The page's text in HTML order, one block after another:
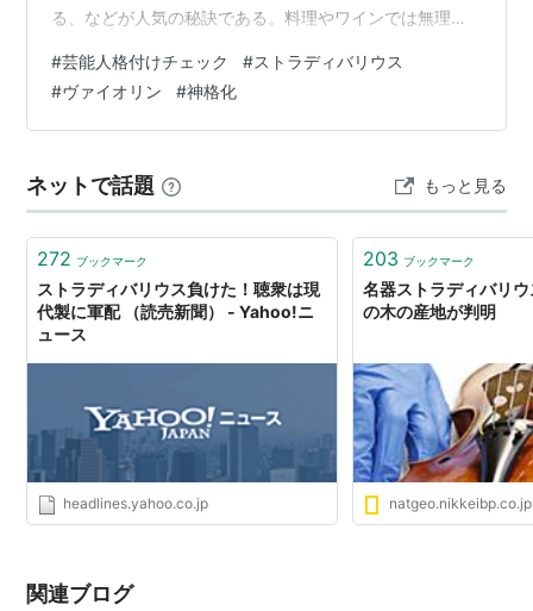
る、などが人気の秘訣である。料理やワインでは無理だ
じて視聴者も一緒に考えることができる。私もトライし
ているが、まともに当たったことがない。 この番組で恒
例になっているのは弦楽器の聴き比べで、2026年正月の
ヴィオラ2本、チェロ2本の編成）の総額が約102億4000
万円と史上最高であった。一方…
#芸能人格付けチェック #ストラディバリウス
#ヴァイオリン #神格化
ネットで話題 もっと見る
272 ブックマーク
ストラディバリウス負けた！聴衆は現
代製に軍配 （読売新聞） - Yahoo!ニ
ュース
headlines.yahoo.co.jp
203 ブックマーク
名器ストラディバリ
の木の産地が判明
natgeo.nikkeibp.co.jp
関連ブログ